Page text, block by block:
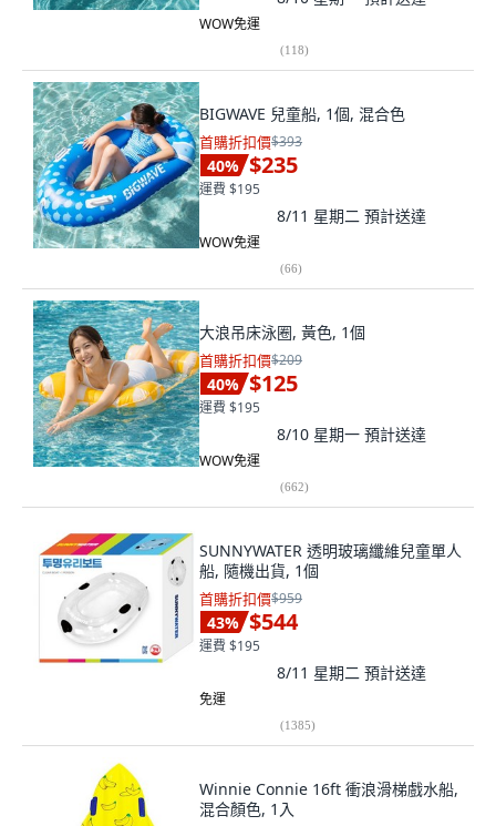
WOW免運
(118)
BIGWAVE 兒童船, 1個, 混合色
首購折扣價$393
40% $235
運費 $195
8/11 星期二 預計送達
WOW免運
(66)
大浪吊床泳圈, 黃色, 1個
首購折扣價$209
40% $125
運費 $195
8/10 星期一 預計送達
WOW免運
(662)
SUNNYWATER 透明玻璃纖維兒童單人
船, 隨機出貨, 1個
首購折扣價$959
43% $544
運費 $195
8/11 星期二 預計送達
免運
(1385)
Winnie Connie 16ft 衝浪滑梯戲水船,
混合顏色, 1入